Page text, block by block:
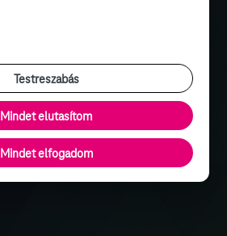
Testreszabás
Mindet elutasítom
Mindet elfogadom